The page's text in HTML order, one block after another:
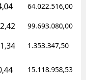
64.022.516,00
99.693.080,00
1.353.347,50
15.118.958,53